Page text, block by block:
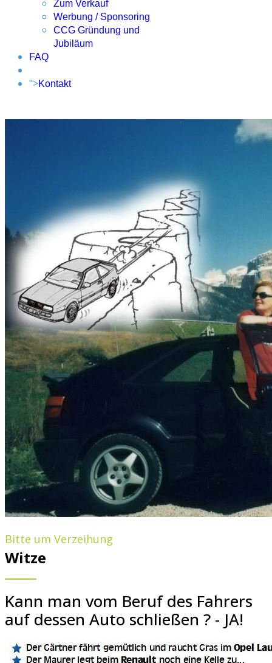
Zum Verkauf
Werbung / Sponsoring
CCG Gründung und
Jubiläum
FAQ
">Kontakt
Bitte um Verzeihung
Witze
Kann man vom Beruf des Fahrers
auf dessen Auto schließen ? - JA!